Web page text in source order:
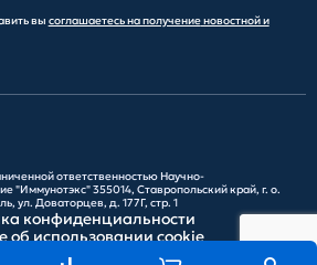
вы соглашаетесь на получениеновостной и
ответственностью Научно-
"Иммунотэкс"355014, Ставропольский край, г. о.
ул. Доваторцев, д. 177Г, стр. 1
конфиденциальности
об использовании cookie
Карта сайта